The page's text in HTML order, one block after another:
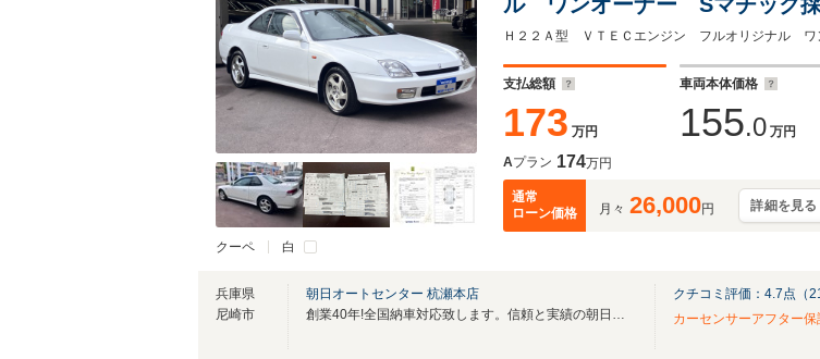
クーペ 白
キロ時タイベル交換済 ETC
支払総額
173 万円
車両本体価格
155.0 万円
Aプラン 174万円
通常
ローン価格
月々 26,000円 詳細を見る
兵庫県
尼崎市
朝日オートセンター 杭瀬本店
創業40年!全国納車対応致します。信頼と実績の朝日オートセンター。
クチコミ評価： 4.7点（
カーセンサーアフター